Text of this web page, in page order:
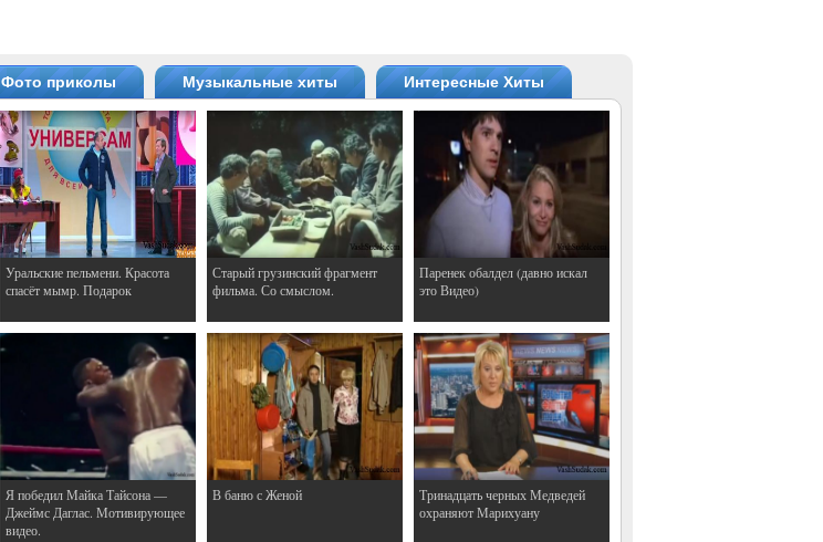
Фото приколы Музыкальные хиты Интересные Хиты
Уральские пельмени. Красота
спасёт мымр. Подарок
Старый грузинский фрагмент
фильма. Со смыслом.
Паренек обалдел (давно искал
это Видео)
Я победил Майка Тайсона —
Джеймс Даглас. Мотивирующее
видео.
В баню с Женой
Тринадцать черных Медведей
охраняют Марихуану